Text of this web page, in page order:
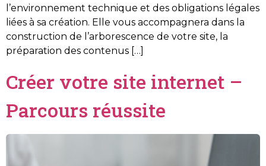
l’environnement technique et des obligations légales
liées à sa création. Elle vous accompagnera dans la
construction de l’arborescence de votre site, la
préparation des contenus […]
Créer votre site internet –
Parcours réussite